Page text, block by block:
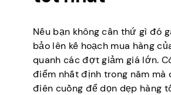
Nếu bạn không cần thứ gì đó
bảo lên kế hoạch mua hàng
quanh các đợt giảm giá lớn.
điểm nhất định trong năm mà
điên cuồng để dọn dẹp hàng